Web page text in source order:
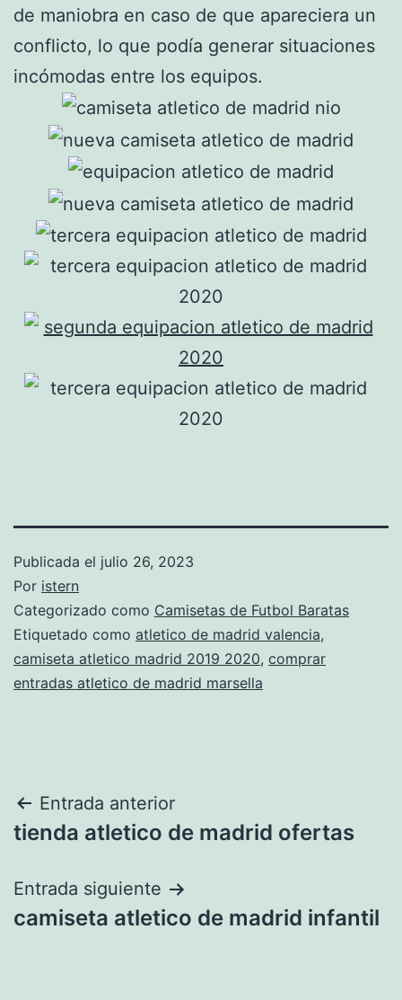
de maniobra en caso de que apareciera un
conflicto, lo que podía generar situaciones
incómodas entre los equipos.
Publicada el julio 26, 2023
Por istern
Categorizado como Camisetas de Futbol Baratas
Etiquetado como atletico de madrid valencia,
camiseta atletico madrid 2019 2020, comprar
entradas atletico de madrid marsella
Navegación
de
entradas
Entrada anterior
tienda atletico de madrid ofertas
Entrada siguiente
camiseta atletico de madrid infantil